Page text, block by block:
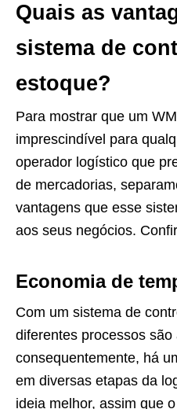
Quais as
sistema de
estoque?
Para mostrar que um
imprescindível para
operador logístico que
de mercadorias,
vantagens que esse
aos seus negócios.
Economia de
Com um sistema de
diferentes processos são
consequentemente, há
em diversas etapas da
ideia melhor, assim que